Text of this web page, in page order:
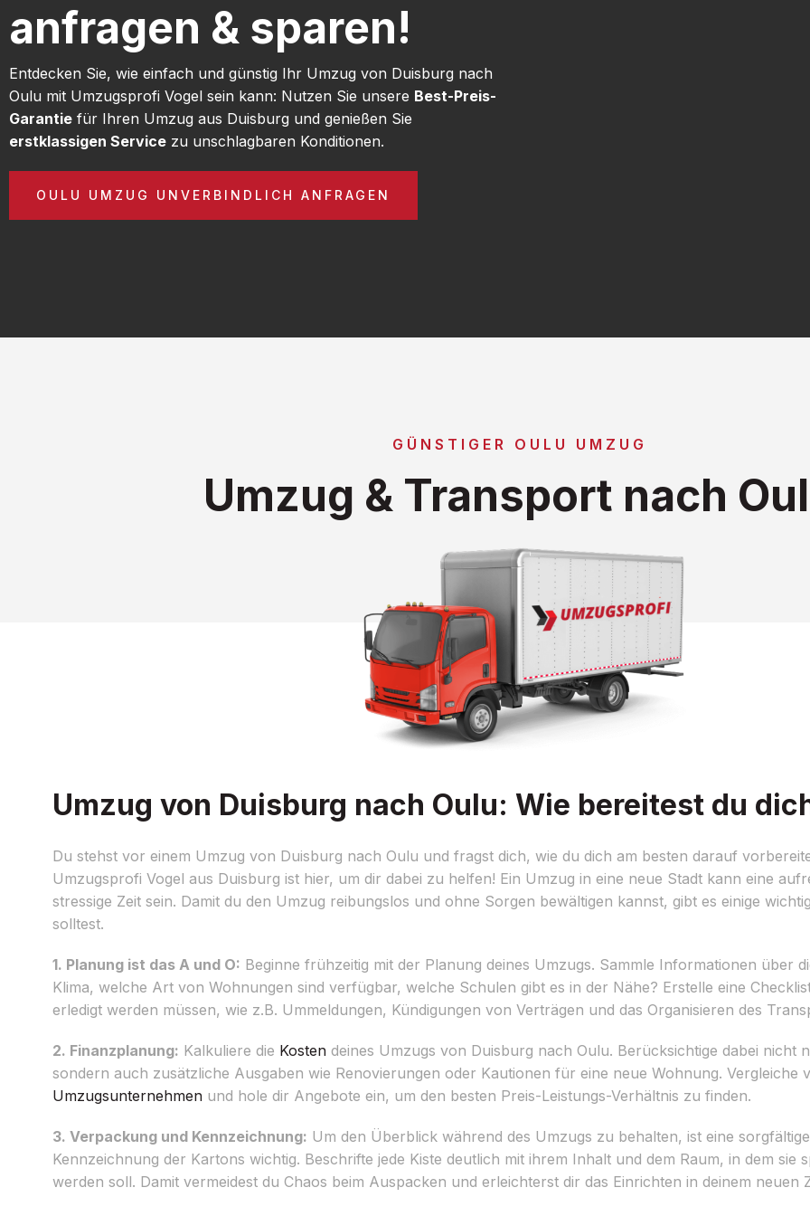
anfragen & sparen!
Entdecken Sie, wie einfach und günstig Ihr Umzug von Duisburg nach
Oulu mit Umzugsprofi Vogel sein kann: Nutzen Sie unsere Best-Preis-
Garantie für Ihren Umzug aus Duisburg und genießen Sie
erstklassigen Service zu unschlagbaren Konditionen.
OULU UMZUG UNVERBINDLICH ANFRAGEN
GÜNSTIGER OULU UMZUG
Umzug & Transport nach
Umzug von Duisburg nach Oulu: Wie bereitest du
Du stehst vor einem Umzug von Duisburg nach Oulu und fragst dich, wie du dich am besten darauf
Umzugsprofi Vogel aus Duisburg ist hier, um dir dabei zu helfen! Ein Umzug in eine neue Stadt kann eine
stressige Zeit sein. Damit du den Umzug reibungslos und ohne Sorgen bewältigen kannst, gibt es einige
solltest.
1. Planung ist das A und O: Beginne frühzeitig mit der Planung deines Umzugs. Sammle Informationen über
Klima, welche Art von Wohnungen sind verfügbar, welche Schulen gibt es in der Nähe? Erstelle eine
erledigt werden müssen, wie z.B. Ummeldungen, Kündigungen von Verträgen und das Organisieren des
2. Finanzplanung: Kalkuliere die Kosten deines Umzugs von Duisburg nach Oulu. Berücksichtige dabei nicht
sondern auch zusätzliche Ausgaben wie Renovierungen oder Kautionen für eine neue Wohnung. Vergleiche
Umzugsunternehmen und hole dir Angebote ein, um den besten Preis-Leistungs-Verhältnis zu finden.
3. Verpackung und Kennzeichnung: Um den Überblick während des Umzugs zu behalten, ist eine
Kennzeichnung der Kartons wichtig. Beschrifte jede Kiste deutlich mit ihrem Inhalt und dem Raum, in dem sie
werden soll. Damit vermeidest du Chaos beim Auspacken und erleichterst dir das Einrichten in deinem neuen